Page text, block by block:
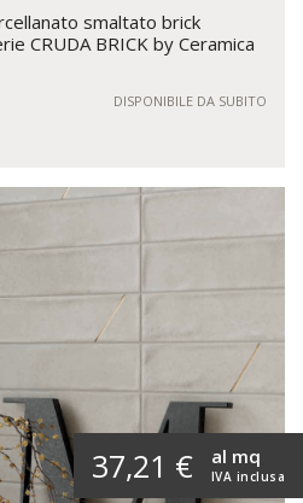
smaltato brick
CRUDA BRICK by Ceramica
DISPONIBILE DA SUBITO
37,21 € IVA inclusa
al mq